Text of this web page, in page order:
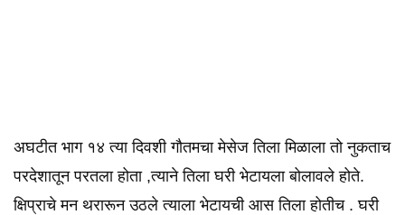
अघटीत भाग १४ त्या दिवशी गौतमचा मेसेज तिला मिळाला तो नुकताच
परदेशातून परतला होता ,त्याने तिला घरी भेटायला बोलावले होते.
क्षिप्राचे मन थरारून उठले त्याला भेटायची आस तिला होतीच . घरी